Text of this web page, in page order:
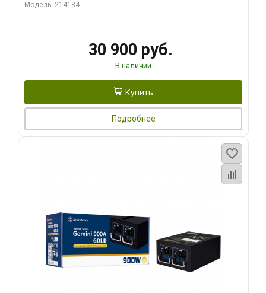
Модель: 214184
30 900 руб.
В наличии
Купить
Подробнее